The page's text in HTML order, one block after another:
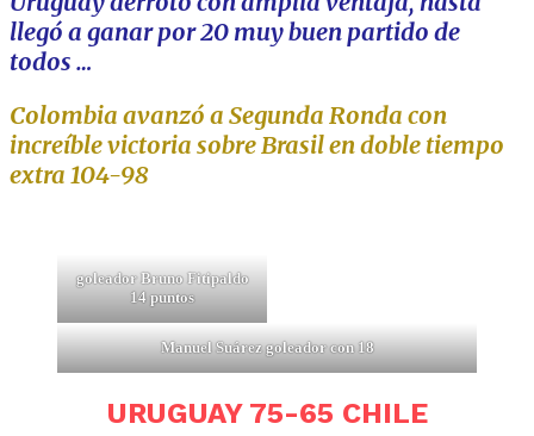
llegó a ganar por 20 muy buen partido de
todos …
Colombia avanzó a Segunda Ronda con
increíble victoria sobre Brasil en doble tiempo
extra 104-98
goleador Bruno Fitipaldo
14 puntos
Manuel Suárez goleador con 18
URUGUAY 75-65 CHILE